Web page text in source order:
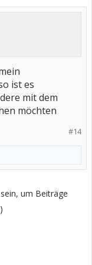
ist es
mit dem
möchten
#14
um Beiträge